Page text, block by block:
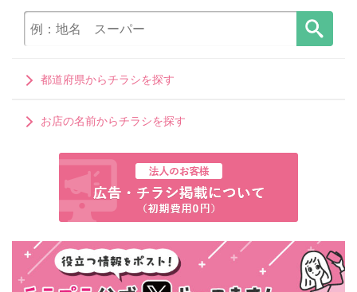
都道府県からチラシを探す
お店の名前からチラシを探す